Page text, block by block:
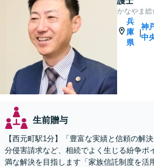
かなやま
兵
庫
県
|
神
中
生前贈与
【​西元町駅1分】「豊富な実績と信頼の解
分侵害請求など、相続でよく生じる紛争ポ
満な解決を目指します「家族信託制度を活